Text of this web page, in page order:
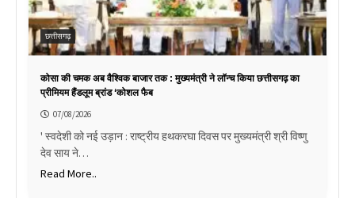
छत्तीसगढ़
कोसा की चमक अब वैश्विक बाजार तक : मुख्यमंत्री ने लॉन्च किया छत्तीसगढ़ का
प्रीमियम हैंडलूम ब्रांड ‘कोशल फैब
07/08/2026
' स्वदेशी को नई उड़ान : राष्ट्रीय हथकरघा दिवस पर मुख्यमंत्री श्री विष्णु
देव साय ने…
Read More..